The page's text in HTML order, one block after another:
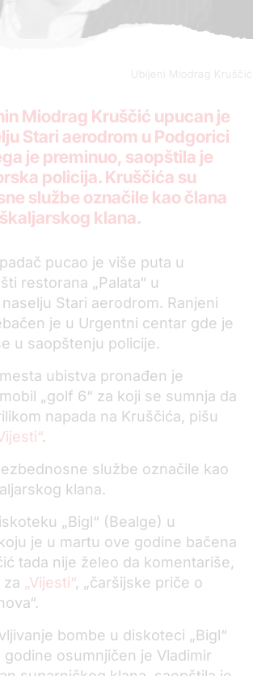
Ubijeni Miodrag Kruščić
Miodrag Kruščić upucan je
Stari aerodrom u Podgorici
je preminuo, saopštila je
policija. Kruščića su
službe označile kao člana
škaljarskog klana.
pucao je više puta u
restorana „Palata“ u
Stari aerodrom. Ranjeni
je u Urgentni centar gde je
u saopštenju policije.
ubistva pronađen je
„golf 6“ za koji se sumnja da
napada na Kruščića, pišu
.
službe označile kao
klana.
„Bigl“ (Bealge) u
je u martu ove godine bačena
tada nije želeo da komentariše,
za „Vijesti“, „čaršijske priče o
bombe u diskoteci „Bigl“
godine osumnjičen je Vladimir